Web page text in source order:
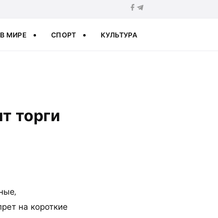
В МИРЕ СПОРТ КУЛЬТУРА
торги
на короткие